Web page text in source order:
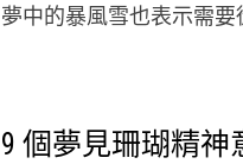
夢中的暴風雪也表示需
9 個夢見珊瑚精神